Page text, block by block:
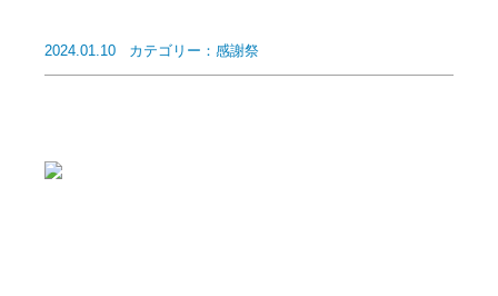
2024.01.10 カテゴリー： 感謝祭